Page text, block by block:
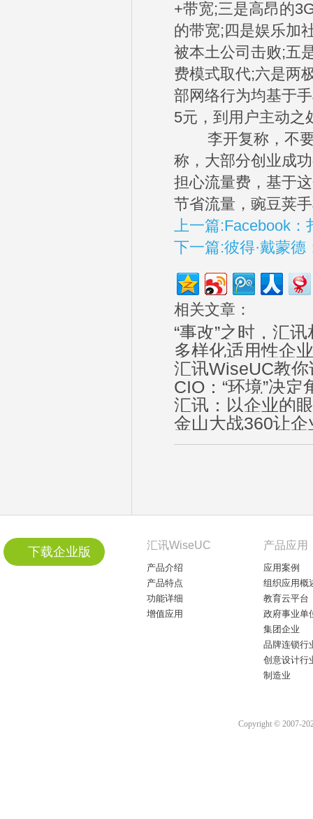
+带宽;三是高昂的
的带宽;四是娱乐加
被本土公司击败;五
费模式取代;六是两
部网络行为均基于
5元，到用户主动之
李开复称，不要
称，大部分创业成
担心流量费，基于
节省流量，豌豆荚
上一篇:Facebook：
下一篇:彼得·戴蒙
相关文章：
“事改”之时，汇
多样化适用性企
汇讯WiseUC教你
CIO：“环境”决
汇讯：以企业的
金山大战360让
下载企业版 汇讯WiseUC
产品介绍
产品特点
功能详细
增值应用
产品应用
应用案例
组织应用概
教育云平台
政府事业单
集团企业
品牌连锁行
创意设计行
制造业
Copyright © 2007-